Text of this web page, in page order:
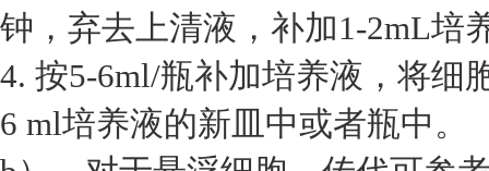
钟，弃去上清液，补加1-2mL培
4. 按5-6ml/瓶补加培养液，将细
6 ml培养液的新皿中或者瓶中。